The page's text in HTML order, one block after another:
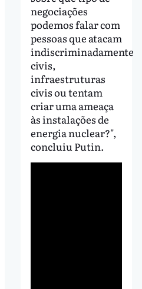
negociações
podemos falar com
pessoas que atacam
indiscriminadamente
civis,
infraestruturas
civis ou tentam
criar uma ameaça
às instalações de
energia nuclear?",
concluiu Putin.